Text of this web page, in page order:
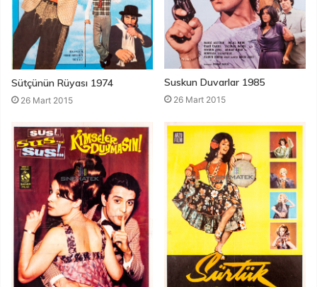
Sütçünün Rüyası 1974
26 Mart 2015
Suskun Duvarlar 1985
26 Mart 2015